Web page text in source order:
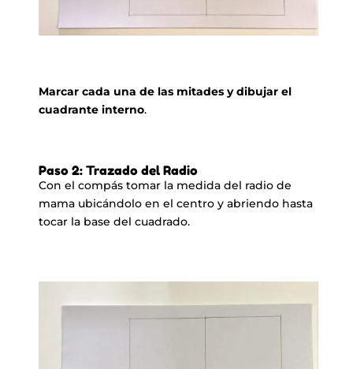
Marcar cada una de las mitades y dibujar el
cuadrante interno.
Paso 2: Trazado del Radio
Con el compás tomar la medida del radio de
mama ubicándolo en el centro y abriendo hasta
tocar la base del cuadrado.